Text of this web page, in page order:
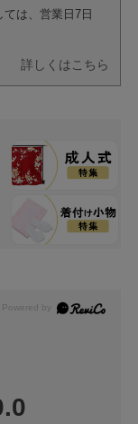
は、営業日7日
詳しくはこちら